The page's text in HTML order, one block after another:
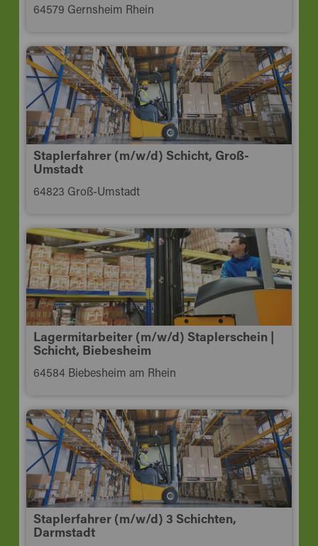
64579 Gernsheim Rhein
Staplerfahrer (m/w/d) Schicht, Groß-
Umstadt
64823 Groß-Umstadt
Lagermitarbeiter (m/w/d) Staplerschein |
Schicht, Biebesheim
64584 Biebesheim am Rhein
Staplerfahrer (m/w/d) 3 Schichten,
Darmstadt